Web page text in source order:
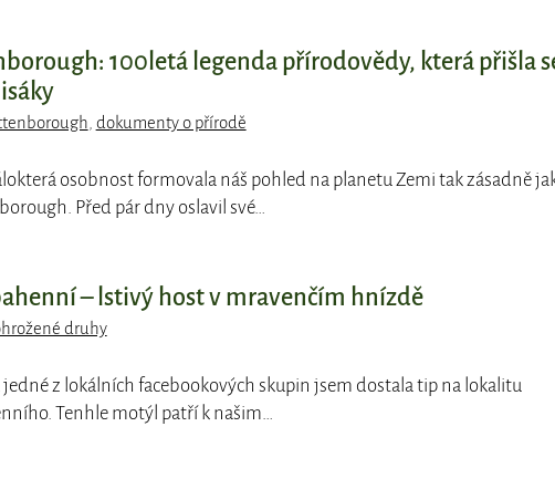
100letá legenda přírodovědy, která přišla
dokumenty o přírodě
osobnost formovala náš pohled na planetu Zemi tak zásadně
Před pár dny oslavil své…
– lstivý host v mravenčím hnízdě
druhy
jedné z lokálních facebookových skupin jsem dostala tip na lokalitu
Tenhle motýl patří k našim…